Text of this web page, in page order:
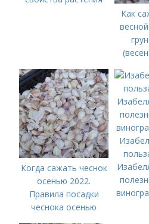
Как
Когда сажать чеснок
осенью 2022.
Правила посадки
чеснока осенью